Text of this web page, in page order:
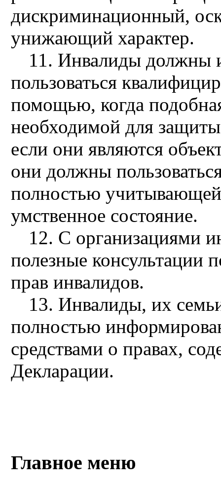
дискриминационный,
унижающий характер.
11. Инвалиды должны
пользоваться
помощью, когда
необходимой для
если они являются
они должны
полностью
умственное состояние.
12. С организациями
полезные консультации
прав инвалидов.
13. Инвалиды, их
полностью
средствами о правах,
Декларации.
Главное меню